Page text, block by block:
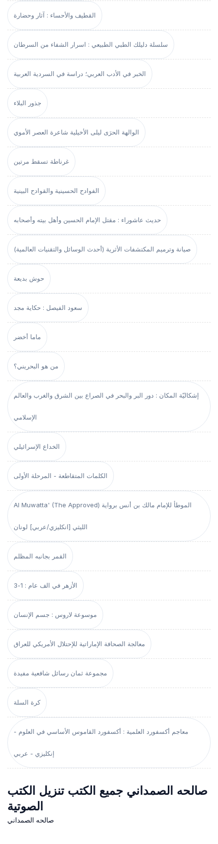
القطيف والأحساء : آثار وحضارة
سلسلة دليلك الطبي الطبيعي : اسرار الشفاء من السرطان
الخبر في الأدب العربي؛ دراسة في السردية العربية
جذور البلاء
الوالهة الحرَى ليلى الأخيلية شاعرة العصر الأموي
غرناطة تسقط مرتين
الفوادح الحسينية والقوادح البينية
حديث عاشوراء : مقتل الإمام الحسين وأهل بيته وأصحابه
صيانة وترميم المكتشفات الأثرية (أحدث الوسائل والتقنيات العالمية)
حوش بديعة
سعود الفيصل : حكاية مجد
ماما أخضر
من هو البحريني؟
إشكاليّة المكان : دور البر والبحر في الصراع بين الشرق والغرب والعالم
الإسلامي
الخداع الإسرائيلي
الكلمات المتقاطعة - المرحلة الأولى
Al Muwatta' (The Approved) الموطأ للإمام مالك بن أنس برواية
الليثي [انكليزي/عربي] لونان
القمر بجانبه المظلم
الأزهر في الف عام : 1-3
موسوعة لاروس : جسم الإنسان
معالجة الصحافة الإماراتية للإحتلال الأمريكي للعراق
مجموعة ثمان رسائل شافعية مفيدة
كرة السلة
معاجم أكسفورد العلمية : أكسفورد القاموس الأساسي في العلوم -
إنكليزي - عربي
صالحه الصمداني جميع الكتب تنزيل الكتب
الصوتية
صالحه الصمداني